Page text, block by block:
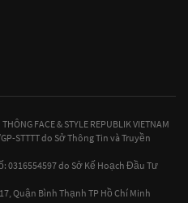
FACE & STYLE REPUBLIK VIETNAM
STTTT do Sở Thông Tin và Truyền
0316554597 do Sở Kế Hoạch Đầu Tư
Quận Bình Thạnh TP Hồ Chí Minh